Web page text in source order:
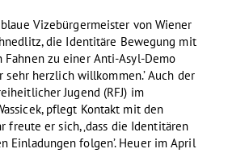
Vizebürgermeister von Wiener
die Identitäre Bewegung mit
Fahnen zu einer Anti-Asyl-Demo
sehr herzlich willkommen.’ Auch der
Jugend (RFJ) im
pflegt Kontakt mit den
freute er sich, ‚dass die Identitären
Einladungen folgen’. Heuer im April